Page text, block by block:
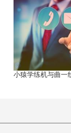
小猿学练机与曲一